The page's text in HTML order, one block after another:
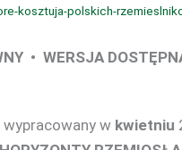
kosztuja-polskich-
• WERSJA
wypracowany w kwietniu